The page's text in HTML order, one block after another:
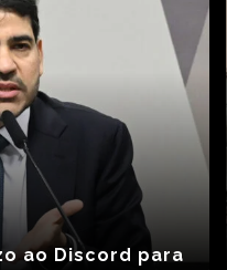
ao Discord para